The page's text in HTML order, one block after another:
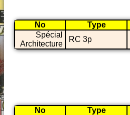
No Type
Spécial
Architecture
RC 3p
No Type